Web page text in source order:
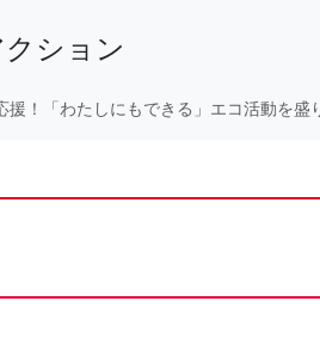
ション
！「わたしにもできる」エコ活動を盛